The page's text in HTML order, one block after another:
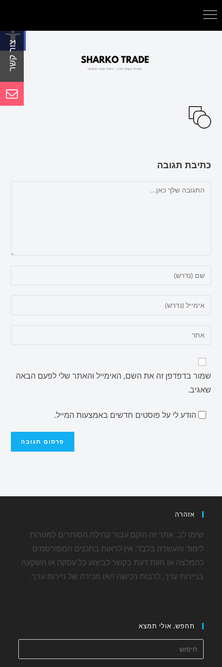
פתח סרגל נגישות
כתיבת תגובה
שמור בדפדפן זה את השם, האימייל והאתר שלי לפעם הבאה
שאגיב.
הודע לי על פוסטים חדשים באמצעות המייל.
אזהרה
שימו לב, אתר זה הוקם עבור קהילת הסוחרים למטרות
לימוד והעשרה בלבד. אין לראות בתכנים המפורסמים
כהמלצה או חוות דעת בקשר לביצוע כל עסקה או השקעה
בניירות ערך, לרבות רכישה ו/או מכירה של ניירות ערך.
תחפש, אולי תמצא